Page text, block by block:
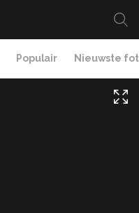
Populair Nieuwste